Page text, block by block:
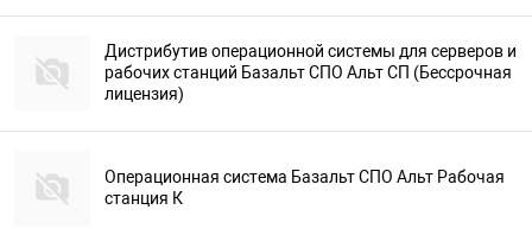
Дистрибутив операционной системы для серверов и
рабочих станций Базальт СПО Альт СП (Бессрочная
лицензия)
Операционная система Базальт СПО Альт Рабочая
станция К